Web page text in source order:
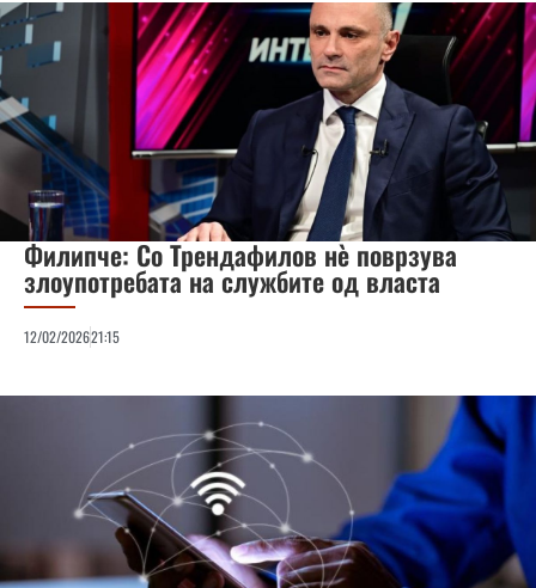
Филипче: Со Трендафилов нè поврзува
злоупотребата на службите од власта
12/02/202621:15